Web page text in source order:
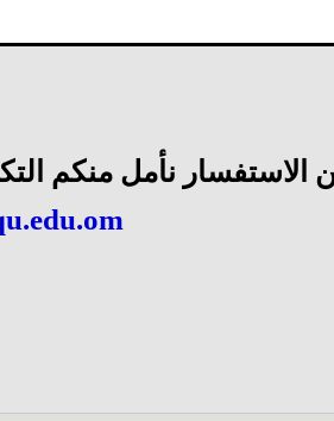
الاستفسار نأمل منكم